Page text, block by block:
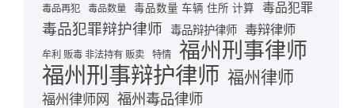
毒品再犯 毒品数量 毒品数量 车辆 住所 计算 毒品犯罪
毒品犯罪辩护律师 毒品辩护律师 毒辩律师
牟利 贩毒 非法持有 贩卖 特情 福州刑事律师
福州刑事辩护律师 福州律师
福州律师网 福州毒品律师